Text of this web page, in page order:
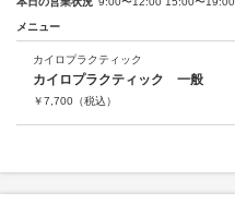
メニュー
カイロプラクティック
カイロプラクティック 一般
￥7,700 （税込）